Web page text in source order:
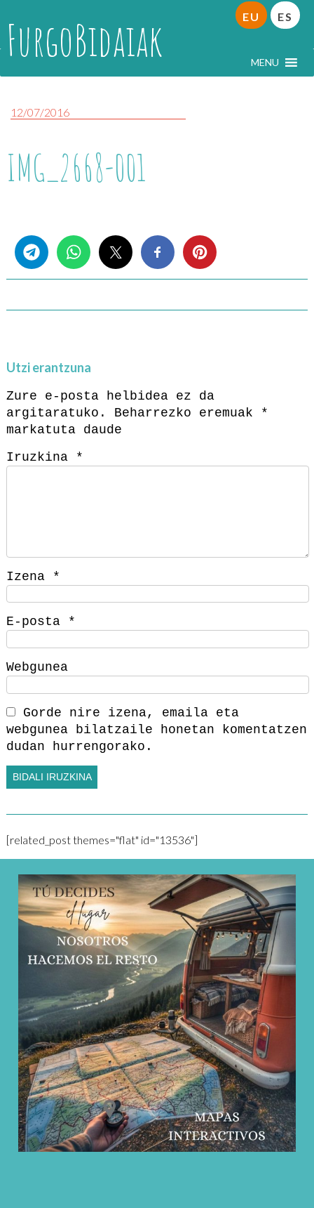
FurgoBidaiak MENU
EU ES
12/07/2016
IMG_2668-001
Utzi erantzuna
Zure e-posta helbidea ez da
argitaratuko.
Beharrezko eremuak
*
markatuta daude
Iruzkina
*
Izena *
E-posta *
Webgunea
Gorde nire izena, emaila eta
webgunea bilatzaile honetan komentatzen
dudan hurrengorako.
[related_post themes="flat" id="13536"]